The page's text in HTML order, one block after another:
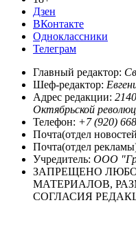
Дзен
ВКонтакте
Одноклассники
Телеграм
Главный редактор:
Шеф-редактор:
Адрес редакции:
Октябрьской
Телефон: +7 (920)
Почта(отдел
Почта(отдел
Учредитель: ООО
ЗАПРЕЩЕНО
МАТЕРИАЛОВ,
СОГЛАСИЯ